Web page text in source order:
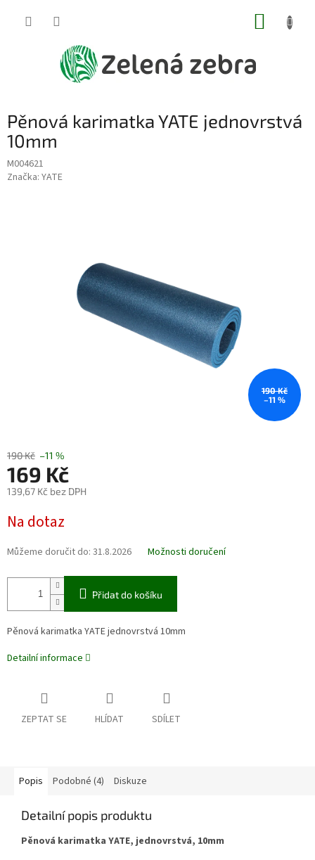
Pěnová karimatka YATE jednovrstvá
10mm
M004621
Značka: YATE
190 Kč
–11 %
190 Kč –11 %
169 Kč
139,67 Kč bez DPH
cena:
Na dotaz
Můžeme doručit do: 31.8.2026 Možnosti doručení
Přidat do košíku
Pěnová karimatka YATE jednovrstvá 10mm
Detailní informace
ZEPTAT SE HLÍDAT SDÍLET
Popis Podobné (4) Diskuze
Detailní popis produktu
Pěnová karimatka YATE, jednovrstvá, 10mm